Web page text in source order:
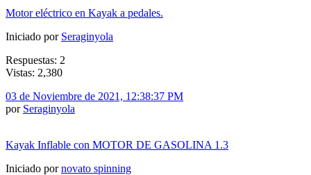
Motor eléctrico en Kayak a pedales.
Iniciado por Seraginyola
Respuestas: 2
Vistas: 2,380
03 de Noviembre de 2021, 12:38:37 PM
por Seraginyola
Kayak Inflable con MOTOR DE GASOLINA 1.3
Iniciado pornovato spinning